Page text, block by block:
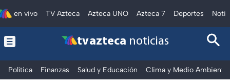
en vivo TV Azteca Azteca UNO Azteca 7 Deportes
tv azteca noticias
Política Finanzas Salud y Educación Clima y Medio Ambiente